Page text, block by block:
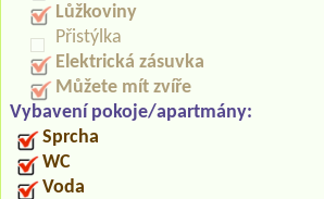
Lůžkoviny
Přistýlka
Elektrická zásuvka
Můžete mít zvíře
Vybavení pokoje/apartmány:
Sprcha
WC
Voda